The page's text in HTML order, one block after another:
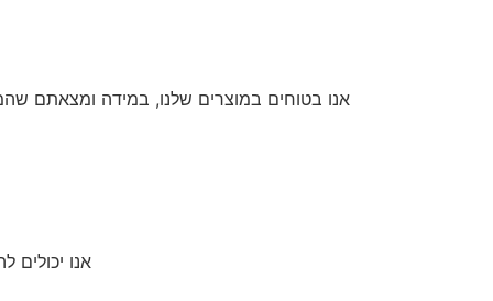
אנו בטוחים במוצרים שלנו, במידה ומצאתם
אנו יכולים